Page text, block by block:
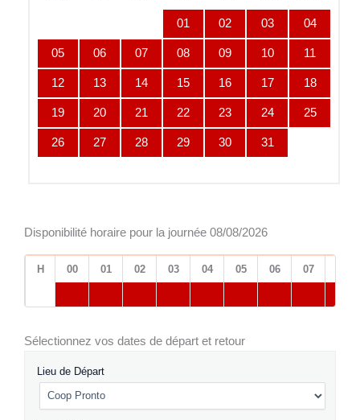
01 02 03 04
05 06 07 08 09 10 11
12 13 14 15 16 17 18
19 20 21 22 23 24 25
26 27 28 29 30 31
Disponibilité horaire pour la journée 08/08/2026
H 00 01 02 03 04 05 06 07
Sélectionnez vos dates de départ et retour
Lieu de Départ